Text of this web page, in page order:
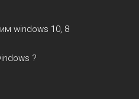
windows 10, 8
?